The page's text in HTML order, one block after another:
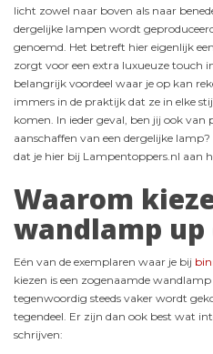
licht zowel naar boven als naar
dergelijke lampen wordt
genoemd. Het betreft hier eigenlijk
zorgt voor een extra luxueuze touch
belangrijk voordeel waar je op kan
immers in de praktijk dat ze in elke
komen. In ieder geval, ben jij ook
aanschaffen van een dergelijke
dat je hier bij Lampentoppers.nl aan
Waarom
wandlamp up
Eén van de exemplaren waar je bij
kiezen is een zogenaamde
tegenwoordig steeds vaker wordt
tegendeel. Er zijn dan ook best wat
schrijven: